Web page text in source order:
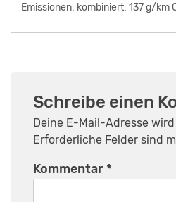
Emissionen: kombiniert: 137 g/km
Schreibe einen
Deine E-Mail-Adresse
Erforderliche Felder sind
Kommentar *